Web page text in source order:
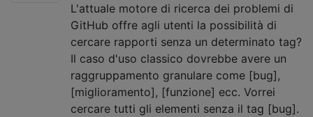
L'attuale motore di ricerca dei problemi di
GitHub offre agli utenti la possibilità di
cercare rapporti senza un determinato tag?
Il caso d'uso classico dovrebbe avere un
raggruppamento granulare come [bug],
[miglioramento], [funzione] ecc. Vorrei
cercare tutti gli elementi senza il tag [bug].